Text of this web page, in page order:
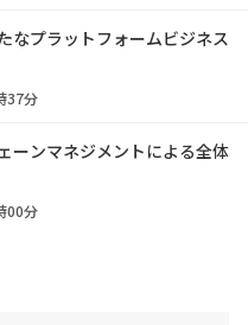
たなプラットフォームビジネス
37分
ーンマネジメントによる全体
00分